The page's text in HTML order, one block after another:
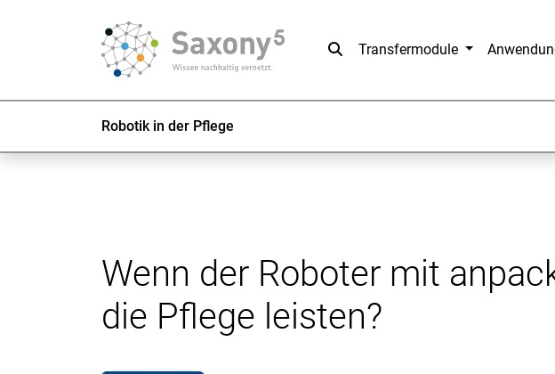
SucheTransfermodule
Robotik in der Pflege
Wenn der Roboter mit
die Pflege leisten?